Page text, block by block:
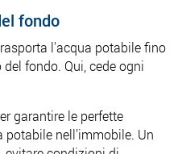
fondo
l'acqua potabile fino
fondo. Qui, cede ogni
garantire le perfette
nell’immobile. Un